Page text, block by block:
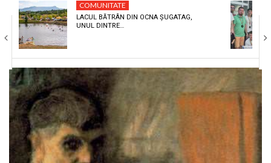
CULTURA
ECONOMIE
SANATATE
SPORT
SPECIAL
POLITIC
LIFE
COMUNITATE
LACUL BĂTRÂN DIN OCNA ȘUGATAG,
UNUL DINTRE…